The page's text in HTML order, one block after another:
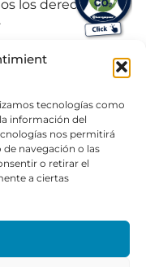
tecnologías como
información del
nos permitirá
navegación o las
o retirar el
a ciertas
los derechos
(Polaco